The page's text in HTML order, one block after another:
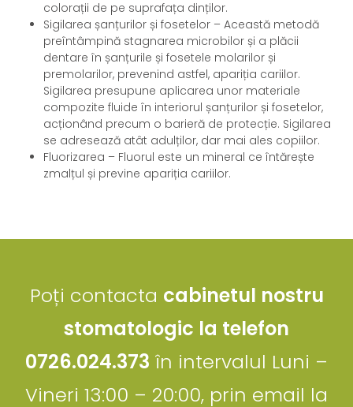
colorații de pe suprafața dinților.
Sigilarea șanțurilor și fosetelor – Această metodă
preîntâmpină stagnarea microbilor și a plăcii
dentare în șanțurile și fosetele molarilor și
premolarilor, prevenind astfel, apariția cariilor.
Sigilarea presupune aplicarea unor materiale
compozite fluide în interiorul șanțurilor și fosetelor,
acționând precum o barieră de protecție. Sigilarea
se adresează atât adulților, dar mai ales copiilor.
Fluorizarea – Fluorul este un mineral ce întărește
zmalțul și previne apariția cariilor.
Poți contacta cabinetul nostru
stomatologic la telefon
0726.024.373 în intervalul Luni –
Vineri 13:00 – 20:00, prin email la